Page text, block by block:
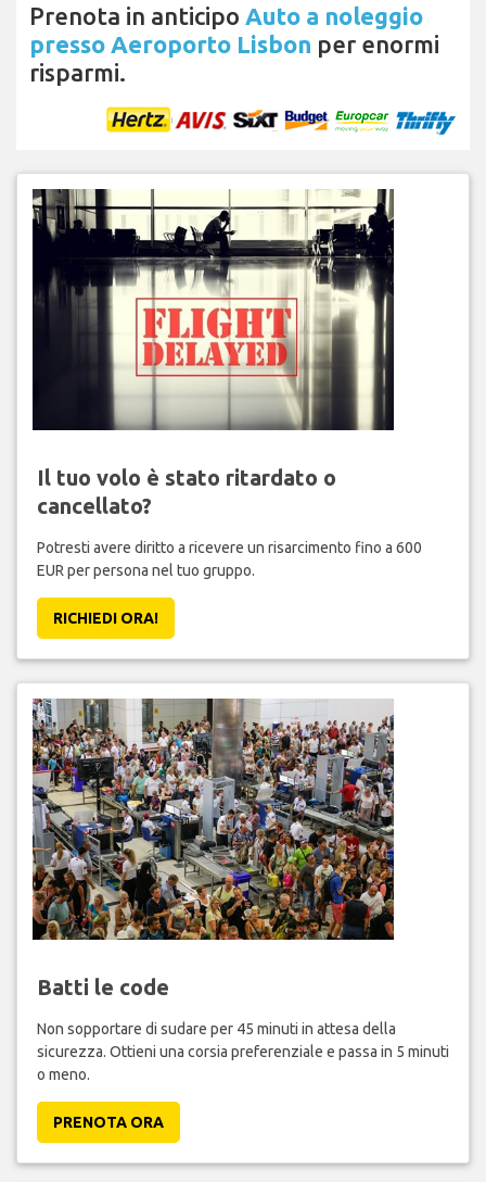
Prenota in anticipo Auto a noleggio
presso Aeroporto Lisbon per enormi
risparmi.
Il tuo volo è stato ritardato o
cancellato?
Potresti avere diritto a ricevere un risarcimento fino a 600
EUR per persona nel tuo gruppo.
RICHIEDI ORA!
Batti le code
Non sopportare di sudare per 45 minuti in attesa della
sicurezza. Ottieni una corsia preferenziale e passa in 5 minuti
o meno.
PRENOTA ORA